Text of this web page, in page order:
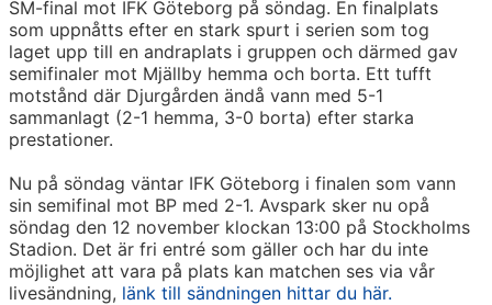
SM-final mot IFK Göteborg på söndag. En finalplats
som uppnåtts efter en stark spurt i serien som tog
laget upp till en andraplats i gruppen och därmed gav
semifinaler mot Mjällby hemma och borta. Ett tufft
motstånd där Djurgården ändå vann med 5-1
sammanlagt (2-1 hemma, 3-0 borta) efter starka
prestationer.
Nu på söndag väntar IFK Göteborg i finalen som vann
sin semifinal mot BP med 2-1. Avspark sker nu opå
söndag den 12 november klockan 13:00 på Stockholms
Stadion. Det är fri entré som gäller och har du inte
möjlighet att vara på plats kan matchen ses via vår
livesändning, länk till sändningen hittar du här.